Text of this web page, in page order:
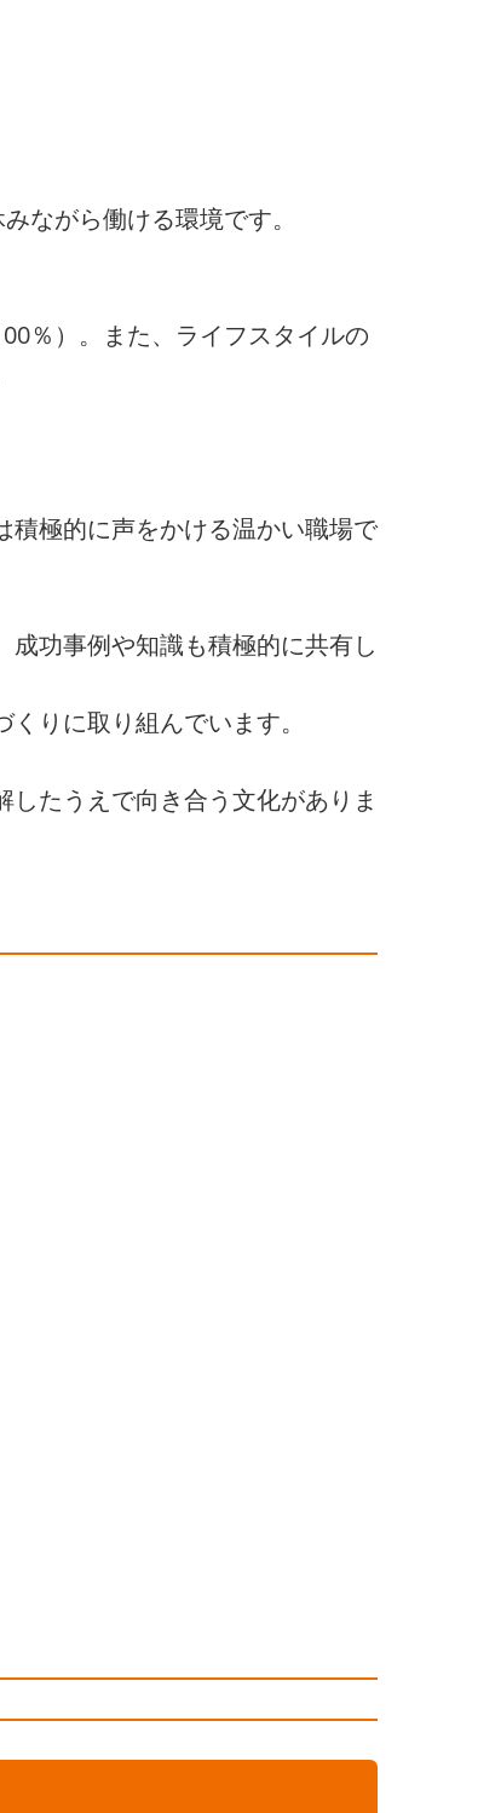
ながら働ける環境です。
％）。また、ライフスタイルの
積極的に声をかける温かい職場で
功事例や知識も積極的に共有し
りに取り組んでいます。
たうえで向き合う文化がありま